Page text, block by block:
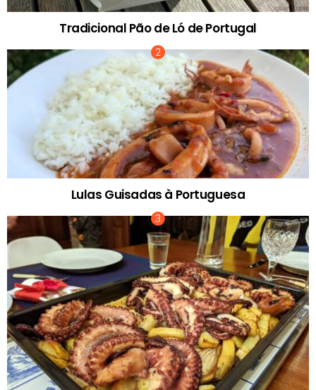
Tradicional Pão de Ló de Portugal
Lulas Guisadas à Portuguesa